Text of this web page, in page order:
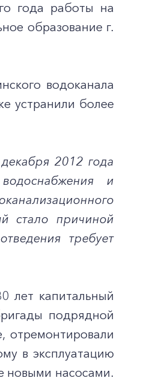
года работы на
образование г.
водоканала
устранили более
2012 года
и
стало причиной
требует
лет капитальный
подрядной
отремонтировали
в эксплуатацию
новыми насосами.